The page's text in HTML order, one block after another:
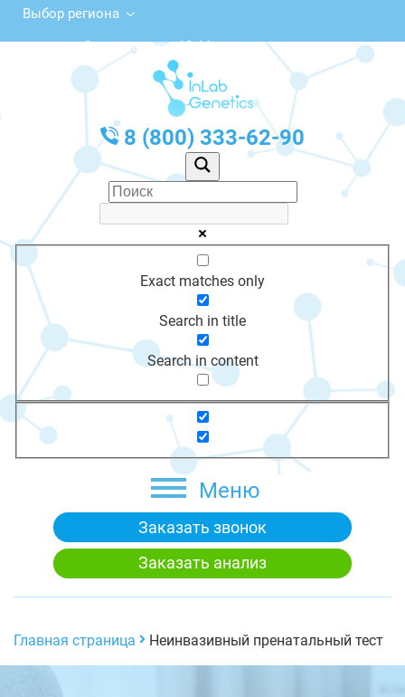
Выбор региона
Советская ул., 10, Мамоново
с 10:00 до 20:00
График работы: Пн-Пт с 10:00 до 20:00
8 (800) 333-62-90
Exact matches only
Search in title
Search in content
Меню
Заказать звонок
Заказать анализ
Главная страница Неинвазивный пренатальный тест